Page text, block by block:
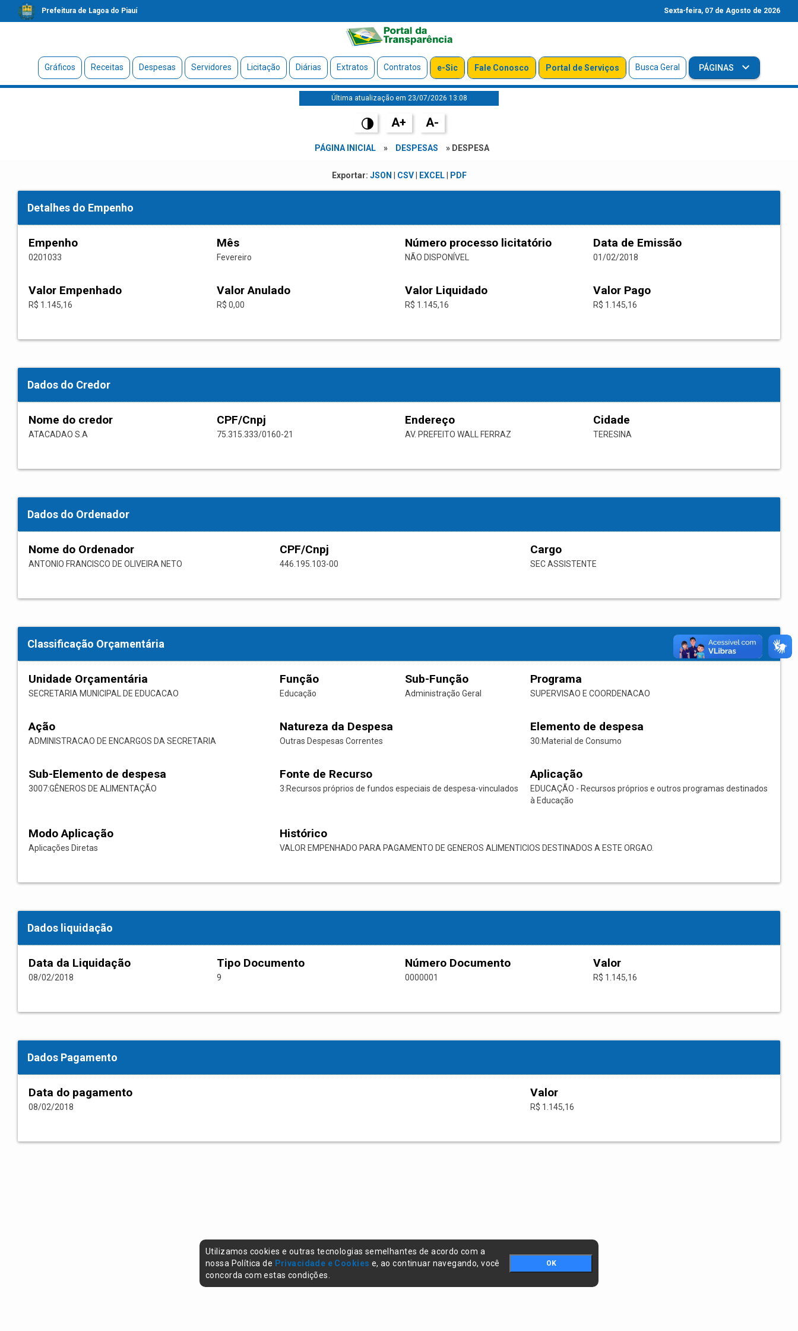
Prefeitura de Lagoa do Piauí Sexta-feira, 07 de Agosto de 2026
Gráficos Receitas Despesas Servidores Licitação Diárias Extratos Contratos e-Sic Fale Conosco Portal de Serviços Busca Geral PÁGINAS
Última atualização em 23/07/2026 13:08
A+ A-
PÁGINA INICIAL » DESPESAS » DESPESA
Exportar: JSON CSV| EXCEL| PDF
Detalhes do Empenho
Empenho
0201033
Mês
Fevereiro
Número processo licitatório
NÃO DISPONÍVEL
Data de Emissão
01/02/2018
Valor Empenhado
R$ 1.145,16
Valor Anulado
R$ 0,00
Valor Liquidado
R$ 1.145,16
Valor Pago
R$ 1.145,16
Dados do Credor
Nome do credor
ATACADAO S.A
CPF/Cnpj
75.315.333/0160-21
Endereço
AV. PREFEITO WALL FERRAZ
Cidade
TERESINA
Dados do Ordenador
Nome do Ordenador
ANTONIO FRANCISCO DE OLIVEIRA NETO
CPF/Cnpj
446.195.103-00
Cargo
SEC ASSISTENTE
Classificação Orçamentária
Unidade Orçamentária
SECRETARIA MUNICIPAL DE EDUCACAO
Função
Educação
Sub-Função
Administração Geral
Programa
SUPERVISAO E COORDENACAO
Ação
ADMINISTRACAO DE ENCARGOS DA SECRETARIA
Natureza da Despesa
Outras Despesas Correntes
Elemento de despesa
30:Material de Consumo
Sub-Elemento de despesa
3007:GÊNEROS DE ALIMENTAÇÃO
Fonte de Recurso
3:Recursos próprios de fundos especiais de despesa-vinculados
Aplicação
EDUCAÇÃO - Recursos próprios e outros programas destinados
à Educação
Modo Aplicação
Aplicações Diretas
Histórico
VALOR EMPENHADO PARA PAGAMENTO DE GENEROS ALIMENTICIOS DESTINADOS A ESTE ORGAO.
Dados liquidação
Data da Liquidação
08/02/2018
Tipo Documento
9
Número Documento
0000001
Valor
R$ 1.145,16
Dados Pagamento
Data do pagamento
08/02/2018
Valor
R$ 1.145,16
Utilizamos cookies e outras tecnologias semelhantes de acordo com a
nossa Política de Privacidade e Cookies e, ao continuar navegando, você
concorda com estas condições.
OK